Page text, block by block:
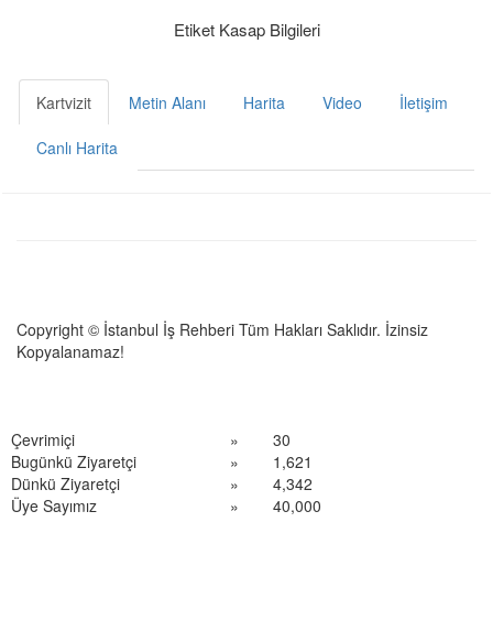
Etiket Kasap Bilgileri
Kartvizit Metin Alanı Harita Video İletişim
Canlı Harita
Copyright © İstanbul İş Rehberi Tüm Hakları Saklıdır. İzinsiz
Kopyalanamaz!
Çevrimiçi »
30
Bugünkü Ziyaretçi
»
1,621
Dünkü Ziyaretçi
»
4,342
Üye Sayımız
» 40,000